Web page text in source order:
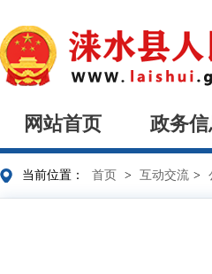
网站首页 政务
当前位置： 首页 > 互动交流 >